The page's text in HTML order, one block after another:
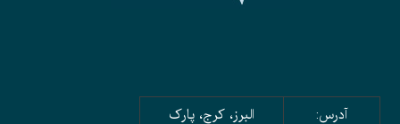
آدرس:
البرز، کرج، پارک